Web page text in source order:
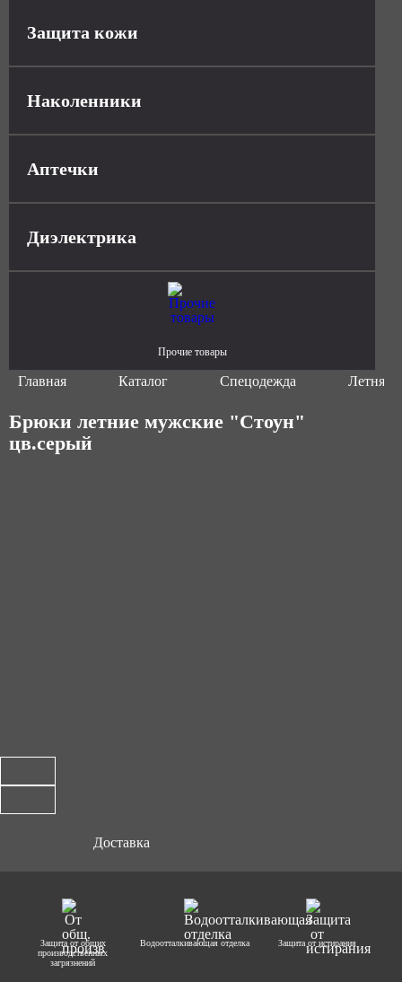
Защита кожи
Наколенники
Аптечки
Диэлектрика
Прочие товары
Главная Каталог Спецодежда Летняя
Брюки летние мужские "Стоун"
цв.серый
Доставка
Защита от общих
производственных
загрязнений
Водоотталкивающая отделка Защита от истирания